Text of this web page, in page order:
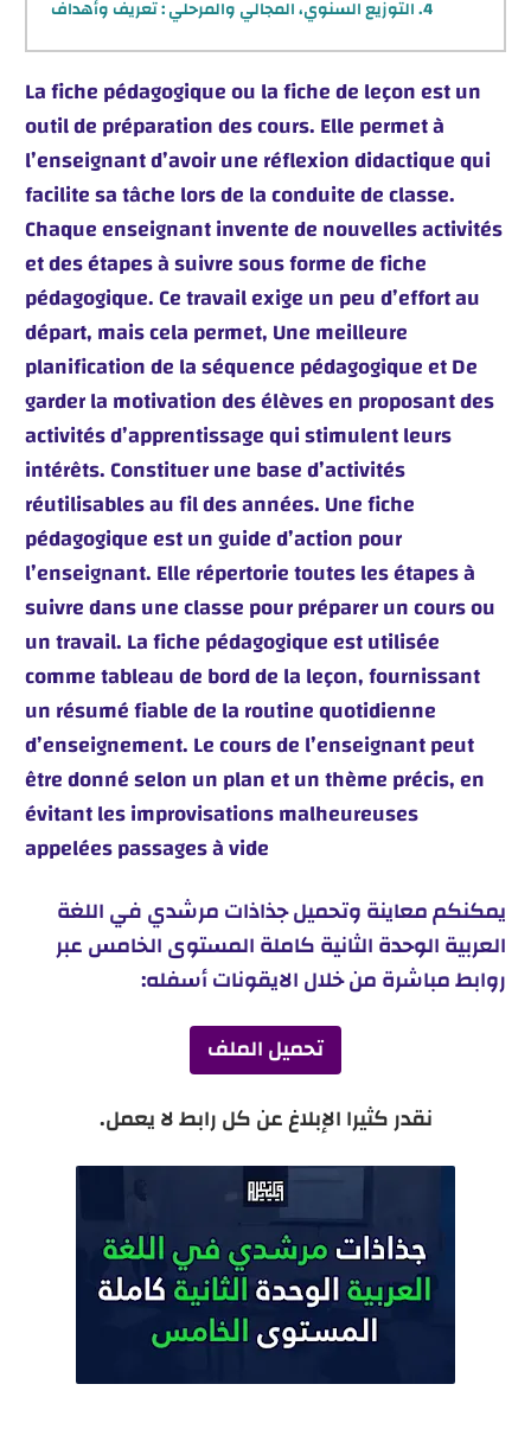
التوزيع السنوي، المجالي والمرحلي : تعريف وأهداف
La fiche pédagogique ou la fiche de leçon est un
outil de préparation des cours. Elle permet à
l’enseignant d’avoir une réflexion didactique qui
facilite sa tâche lors de la conduite de classe.
Chaque enseignant invente de nouvelles activités
et des étapes à suivre sous forme de fiche
pédagogique. Ce travail exige un peu d’effort au
départ, mais cela permet, Une meilleure
planification de la séquence pédagogique et De
garder la motivation des élèves en proposant des
activités d’apprentissage qui stimulent leurs
intérêts. Constituer une base d’activités
réutilisables au fil des années. Une fiche
pédagogique est un guide d’action pour
l’enseignant. Elle répertorie toutes les étapes à
suivre dans une classe pour préparer un cours ou
un travail. La fiche pédagogique est utilisée
comme tableau de bord de la leçon, fournissant
un résumé fiable de la routine quotidienne
d’enseignement. Le cours de l’enseignant peut
être donné selon un plan et un thème précis, en
évitant les improvisations malheureuses
appelées passages à vide
يمكنكم معاينة وتحميل جذاذات مرشدي في اللغة
العربية الوحدة الثانية كاملة المستوى الخامس عبر
روابط مباشرة من خلال الايقونات أسفله:
تحميل الملف
نقدر كثيرا الإبلاغ عن كل رابط لا يعمل.